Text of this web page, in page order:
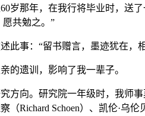
那年，在我行将毕业时，送了
愿共勉之。”
事：“留书赠言，墨迹犹在，
遗训，影响了我一辈子。
向。研究院一年级时，我师
Schoen）、凯伦·乌伦